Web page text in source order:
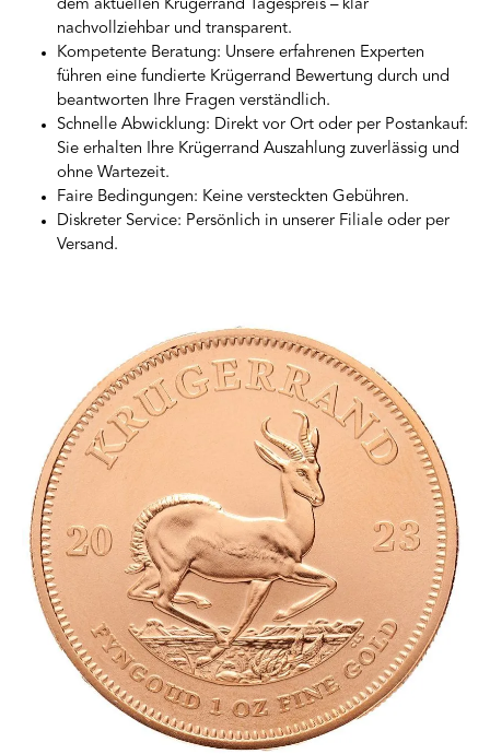
dem aktuellen Krügerrand Tagespreis – klar
nachvollziehbar und transparent.
Kompetente Beratung: Unsere erfahrenen Experten
führen eine fundierte Krügerrand Bewertung durch und
beantworten Ihre Fragen verständlich.
Schnelle Abwicklung: Direkt vor Ort oder per Postankauf:
Sie erhalten Ihre Krügerrand Auszahlung zuverlässig und
ohne Wartezeit.
Faire Bedingungen: Keine versteckten Gebühren.
Diskreter Service: Persönlich in unserer Filiale oder per
Versand.